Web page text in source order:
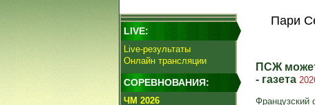
LIVE:
Live-результаты
Онлайн трансляции
СОРЕВНОВАНИЯ:
ЧМ 2026
Пари
ПСЖ
- газета
Французский